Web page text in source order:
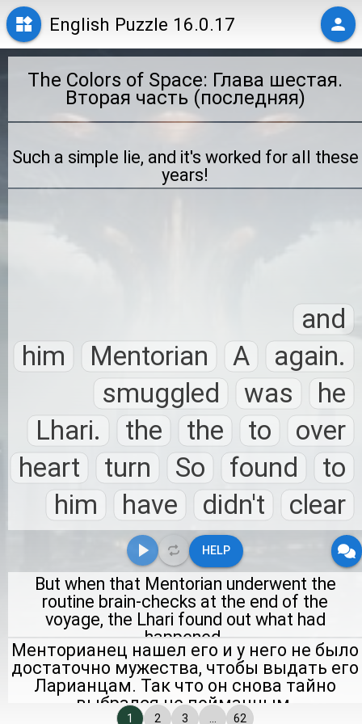
English Puzzle 16.0.17
The Colors of Space: Глава шестая.
Вторая часть (последняя)
Such a simple lie, and it's worked for all these
years!
A
Mentorian
found
him
and
didn't
have
the
heart
to
turn
him
over
to
the
Lhari.
So
he
was
smuggled
clear
again.
HELP
But when that Mentorian underwent the
routine brain-checks at the end of the
voyage, the Lhari found out what had
happened.
Менторианец нашел его и у него не было
достаточно мужества, чтобы выдать его
Ларианцам. Так что он снова тайно
выбрался не пойманным.
1 2 3 62